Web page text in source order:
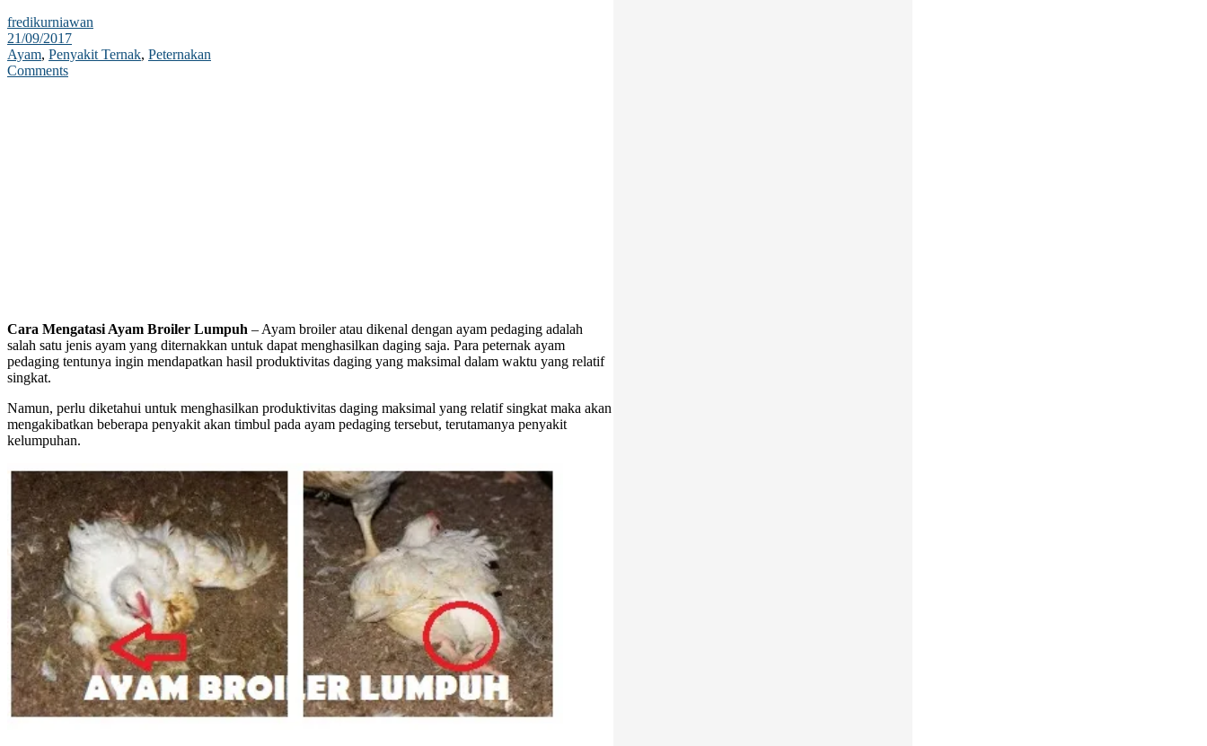
fredikurniawan
21/09/2017
Ayam, Penyakit Ternak, Peternakan
Comments
Cara Mengatasi Ayam Broiler Lumpuh – Ayam broiler atau dikenal dengan ayam pedaging adalah
salah satu jenis ayam yang diternakkan untuk dapat menghasilkan daging saja. Para peternak ayam
pedaging tentunya ingin mendapatkan hasil produktivitas daging yang maksimal dalam waktu yang relatif
singkat.
Namun, perlu diketahui untuk menghasilkan produktivitas daging maksimal yang relatif singkat maka akan
mengakibatkan beberapa penyakit akan timbul pada ayam pedaging tersebut, terutamanya penyakit
kelumpuhan.